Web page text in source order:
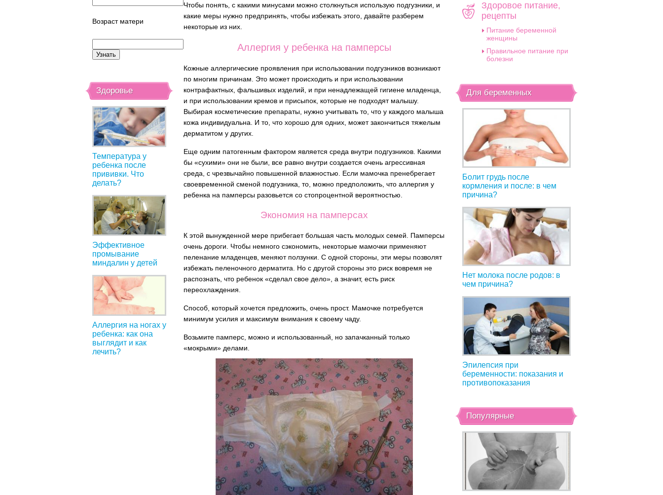
Чтобы понять, с какими минусами можно столкнуться использую подгузники, и
какие меры нужно предпринять, чтобы избежать этого, давайте разберем
некоторые из них.
Аллергия у ребенка на памперсы
Кожные аллергические проявления при использовании подгузников возникают
по многим причинам. Это может происходить и при использовании
контрафактных, фальшивых изделий, и при ненадлежащей гигиене младенца,
и при использовании кремов и присыпок, которые не подходят малышу.
Выбирая косметические препараты, нужно учитывать то, что у каждого малыша
кожа индивидуальна. И то, что хорошо для одних, может закончиться тяжелым
дерматитом у других.
Еще одним патогенным фактором является среда внутри подгузников. Какими
бы «сухими» они не были, все равно внутри создается очень агрессивная
среда, с чрезвычайно повышенной влажностью. Если мамочка пренебрегает
своевременной сменой подгузника, то, можно предположить, что аллергия у
ребенка на памперсы разовьется со стопроцентной вероятностью.
Экономия на памперсах
К этой вынужденной мере прибегает большая часть молодых семей. Памперсы
очень дороги. Чтобы немного сэкономить, некоторые мамочки применяют
пеленание младенцев, меняют ползунки. С одной стороны, эти меры позволят
избежать пеленочного дерматита. Но с другой стороны это риск вовремя не
распознать, что ребенок «сделал свое дело», а значит, есть риск
переохлаждения.
Способ, который хочется предложить, очень прост. Мамочке потребуется
минимум усилия и максимум внимания к своему чаду.
Возьмите памперс, можно и использованный, но запачканный только
«мокрыми» делами.
Возраст матери
Здоровье
Температура у
ребенка после
прививки. Что
делать?
Эффективное
промывание
миндалин у детей
Аллергия на ногах у
ребенка: как она
выглядит и как
лечить?
Здоровое питание,
рецепты
Питание беременной
женщины
Правильное питание при
болезни
Для беременных
Болит грудь после
кормления и после: в чем
причина?
Нет молока после родов: в
чем причина?
Эпилепсия при
беременности: показания и
противопоказания
Популярные